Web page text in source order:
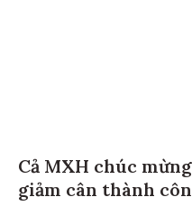
Cả MXH chúc
giảm cân thành